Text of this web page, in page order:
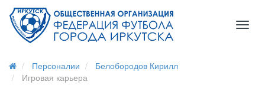
Персоналии
Белобородов Кирилл
Игровая карьера